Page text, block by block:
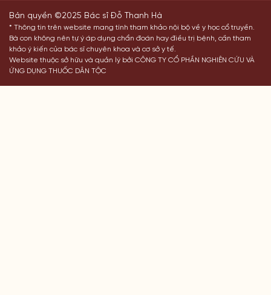
Bản quyền ©2025 Bác sĩ Đỗ Thanh Hà
* Thông tin trên website mang tính tham khảo nội bộ về y học cổ truyền.
Bà con không nên tự ý áp dụng chẩn đoán hay điều trị bệnh, cần tham
khảo ý kiến của bác sĩ chuyên khoa và cơ sở y tế.
Website thuộc sở hữu và quản lý bởi CÔNG TY CỔ PHẦN NGHIÊN CỨU VÀ
ỨNG DỤNG THUỐC DÂN TỘC